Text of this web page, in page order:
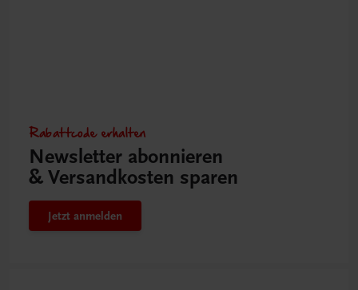
Rabattcode erhalten
Newsletter abonnieren
& Versandkosten sparen
Jetzt anmelden